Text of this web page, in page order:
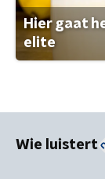
Hier gaat
elite
Wie luistert